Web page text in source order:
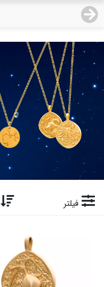
صفحه اصلی
دسته بندی محصولات
نمایندگی ها
مجله روبی
درباره ما
فیلتر